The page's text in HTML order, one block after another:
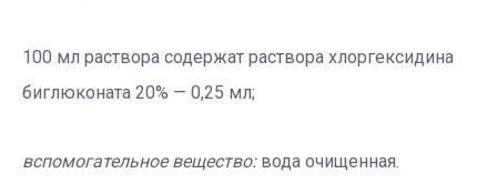
100 мл раствора содержат раствора хлоргексидина
биглюконата 20% — 0,25 мл;
вспомогательное вещество:вода очищенная.